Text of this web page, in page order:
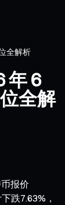
全解析
年 6
全解
报价
跌7.63%，